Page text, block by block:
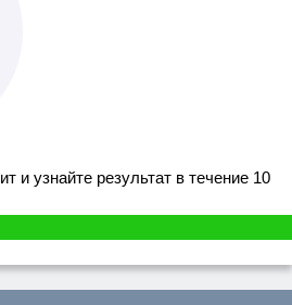
и узнайте результат в течение 10